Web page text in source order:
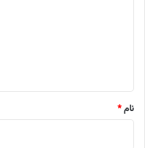
نام*